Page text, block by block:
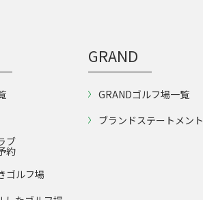
ブ
約
ゴルフ場
GRAND
GRANDゴルフ場一覧
ブランドステートメント